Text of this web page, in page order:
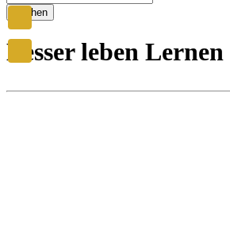
Suchen
Besser leben Lernen